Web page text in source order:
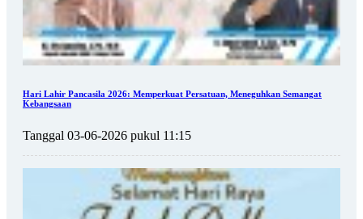
Hari Lahir Pancasila 2026: Memperkuat Persatuan, Meneguhkan Semangat
Kebangsaan
Tanggal 03-06-2026 pukul 11:15